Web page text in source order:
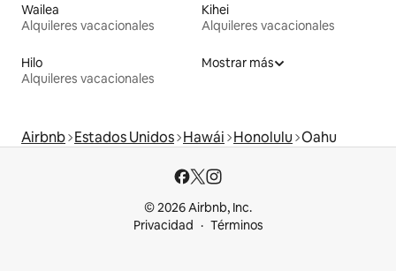
Wailea
Alquileres vacacionales
Kihei
Alquileres vacacionales
Hilo
Alquileres vacacionales
Mostrar más
Airbnb Estados Unidos Hawái Honolulu Oahu
© 2026 Airbnb, Inc.
Privacidad
Términos